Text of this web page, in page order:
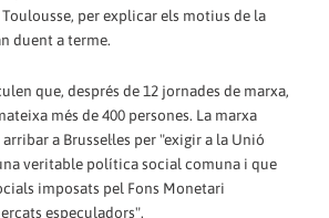
per explicar els motius de la
duent a terme.
que, després de 12 jornades de marxa,
més de 400 persones. La marxa
a Brussel·les per "exigir a la Unió
veritable política social comuna i que
imposats pel Fons Monetari
especuladors".